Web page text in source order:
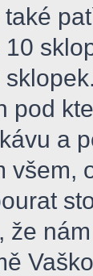
pod
a
všem,
že